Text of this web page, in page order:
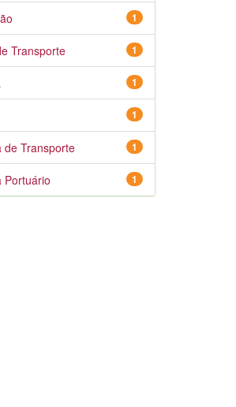
1
1
Transporte
1
1
1
de Transporte
1
Portuário